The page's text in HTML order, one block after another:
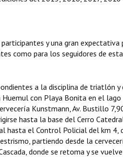
y una gran expectativa
como para los seguidores de
a la disciplina de triatlón
con Playa Bonita en el
Kunstmann, Av. Bustillo
hasta la base del Cerro
hasta el Control Policial del km 4,
partiendo desde la
donde se retoma y se